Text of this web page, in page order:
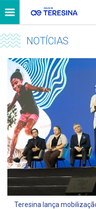
NOTÍCIAS
Teresina lança